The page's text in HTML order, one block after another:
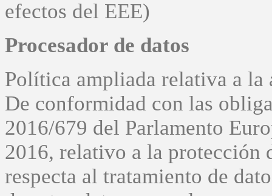
efectos del EEE)
Procesador de datos
Política ampliada relativa a
De conformidad con las
2016/679 del Parlamento
2016, relativo a la protección
respecta al tratamiento de